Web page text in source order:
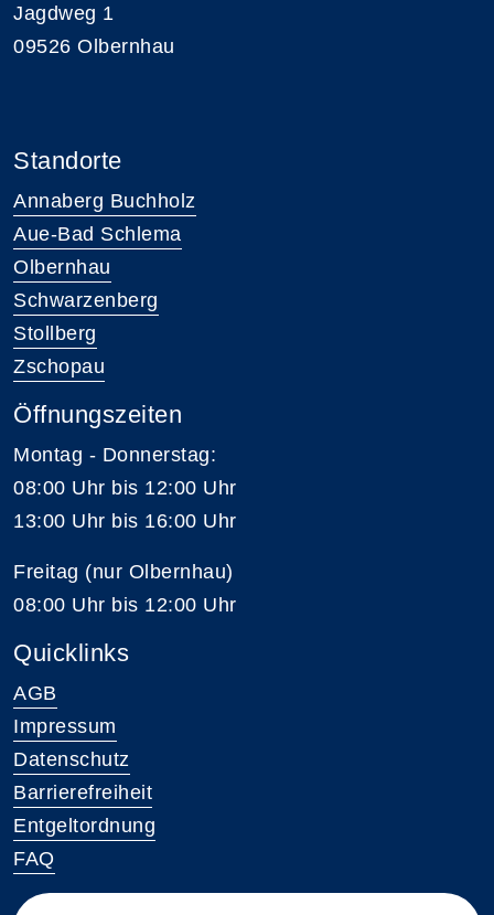
Jagdweg 1
09526 Olbernhau
Standorte
Annaberg Buchholz
Aue-Bad Schlema
Olbernhau
Schwarzenberg
Stollberg
Zschopau
Öffnungszeiten
Montag - Donnerstag:
08:00 Uhr bis 12:00 Uhr
13:00 Uhr bis 16:00 Uhr
Freitag (nur Olbernhau)
08:00 Uhr bis 12:00 Uhr
Quicklinks
AGB
Impressum
Datenschutz
Barrierefreiheit
Entgeltordnung
FAQ